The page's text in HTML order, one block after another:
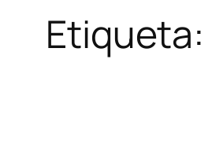
Etiqueta: